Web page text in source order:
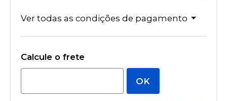
Ver todas as condições de pagamento